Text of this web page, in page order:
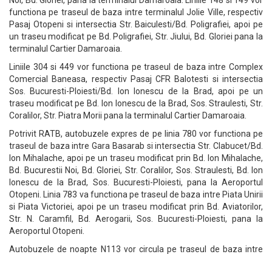
functiona pe traseul de baza intre terminalul Jolie Ville, respectiv
Pasaj Otopeni si intersectia Str. Baiculesti/Bd. Poligrafiei, apoi pe
un traseu modificat pe Bd. Poligrafiei, Str. Jiului, Bd. Gloriei pana la
terminalul Cartier Damaroaia.
Liniile 304 si 449 vor functiona pe traseul de baza intre Complex
Comercial Baneasa, respectiv Pasaj CFR Balotesti si intersectia
Sos. Bucuresti-Ploiesti/Bd. Ion Ionescu de la Brad, apoi pe un
traseu modificat pe Bd. Ion Ionescu de la Brad, Sos. Straulesti, Str.
Coralilor, Str. Piatra Morii pana la terminalul Cartier Damaroaia.
Potrivit RATB, autobuzele expres de pe linia 780 vor functiona pe
traseul de baza intre Gara Basarab si intersectia Str. Clabucet/Bd.
Ion Mihalache, apoi pe un traseu modificat prin Bd. Ion Mihalache,
Bd. Bucurestii Noi, Bd. Gloriei, Str. Coralilor, Sos. Straulesti, Bd. Ion
Ionescu de la Brad, Sos. Bucuresti-Ploiesti, pana la Aeroportul
Otopeni. Linia 783 va functiona pe traseul de baza intre Piata Unirii
si Piata Victoriei, apoi pe un traseu modificat prin Bd. Aviatorilor,
Str. N. Caramfil, Bd. Aerogarii, Sos. Bucuresti-Ploiesti, pana la
Aeroportul Otopeni.
Autobuzele de noapte N113 vor circula pe traseul de baza intre